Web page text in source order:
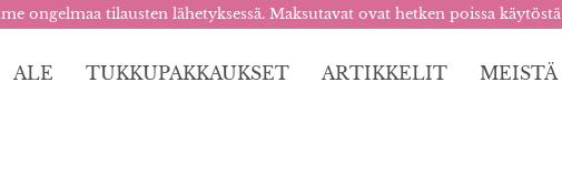
ongelmaa tilausten lähetyksessä. Maksutavat ovat hetken poissa käytöstä
ALE TUKKUPAKKAUKSET ARTIKKELIT MEISTÄ